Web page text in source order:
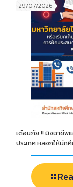
29/07/2026
เตือนภัย !! มิจฉาชีพ
ประเทศ หลอกให้นัก